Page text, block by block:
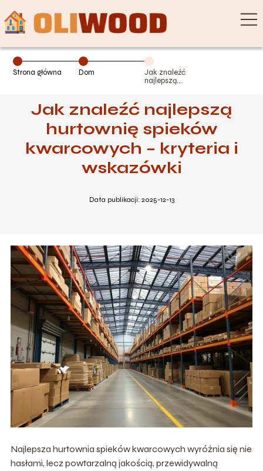
Strona główna Dom
Jak znaleźć
najlepszą
kwarcowych –
kryteria i
wskazówki
Jak znaleźć najlepszą
hurtownię spieków
kwarcowych – kryteria i
wskazówki
Data publikacji: 2025-12-13
Najlepsza hurtownia spieków kwarcowych wyróżnia się nie
hasłami, lecz powtarzalną jakością, przewidywalną